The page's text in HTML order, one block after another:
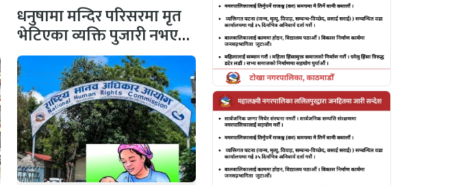
धनुषामा मन्दिर परिसरमा मृत
भेटिएका व्यक्ति पुजारी नभएको
प्रहरीको स्पष्टिकरण